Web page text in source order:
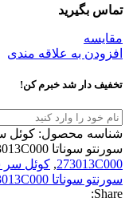
تماس بگیرید
مقایسه
افزودن به علاقه مندی
تخفیف دار شد خبرم کن!
شناسه محصول: کوئل
سورنتو سوناتا 273013C000
273013C000
, کوئل سر
سورنتو سوناتا 273013C000
Share: